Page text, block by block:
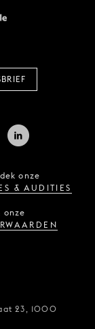
onze
& AUDITIES
onze
23,
1000